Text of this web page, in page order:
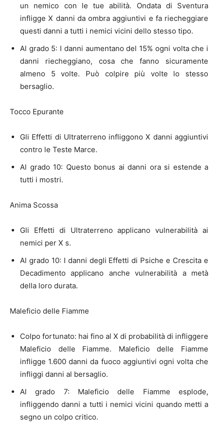
un nemico con le tue abilità. Ondata di Sventura
infligge X danni da ombra aggiuntivi e fa riecheggiare
questi danni a tutti i nemici vicini dello stesso tipo.
Al grado 5: I danni aumentano del 15% ogni volta che i
danni riecheggiano, cosa che fanno sicuramente
almeno 5 volte. Può colpire più volte lo stesso
bersaglio.
Tocco Epurante
Gli Effetti di Ultraterreno infliggono X danni aggiuntivi
contro le Teste Marce.
Al grado 10: Questo bonus ai danni ora si estende a
tutti i mostri.
Anima Scossa
Gli Effetti di Ultraterreno applicano vulnerabilità ai
nemici per X s.
Al grado 10: I danni degli Effetti di Psiche e Crescita e
Decadimento applicano anche vulnerabilità a metà
della loro durata.
Maleficio delle Fiamme
Colpo fortunato: hai fino al X di probabilità di infliggere
Maleficio delle Fiamme. Maleficio delle Fiamme
infligge 1.600 danni da fuoco aggiuntivi ogni volta che
infliggi danni al bersaglio.
Al grado 7: Maleficio delle Fiamme esplode,
infliggendo danni a tutti i nemici vicini quando metti a
segno un colpo critico.